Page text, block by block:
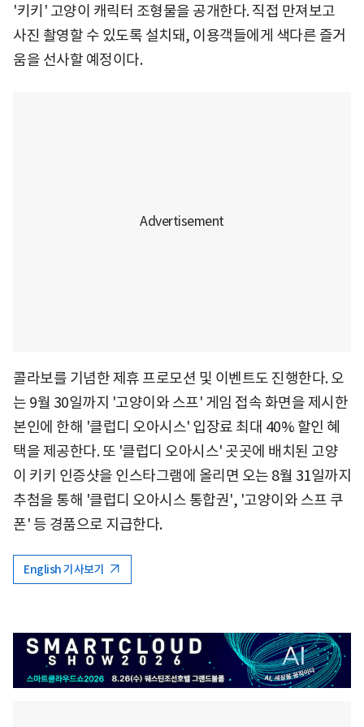
'키키' 고양이 캐릭터 조형물을 공개한다. 직접 만져보고
사진 촬영할 수 있도록 설치돼, 이용객들에게 색다른 즐거
움을 선사할 예정이다.
콜라보를 기념한 제휴 프로모션 및 이벤트도 진행한다. 오
는 9월 30일까지 '고양이와 스프' 게임 접속 화면을 제시한
본인에 한해 '클럽디 오아시스' 입장료 최대 40% 할인 혜
택을 제공한다. 또 '클럽디 오아시스' 곳곳에 배치된 고양
이 키키 인증샷을 인스타그램에 올리면 오는 8월 31일까지
추첨을 통해 '클럽디 오아시스 통합권', '고양이와 스프 쿠
폰' 등 경품으로 지급한다.
English 기사보기